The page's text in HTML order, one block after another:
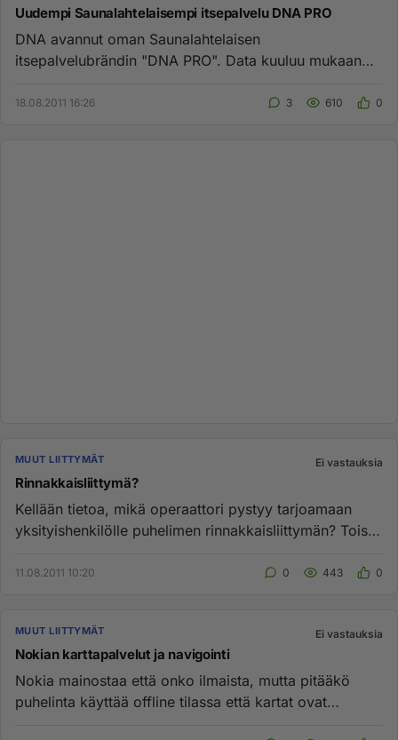
Uudempi Saunalahtelaisempi itsepalvelu DNA PRO
DNA avannut oman Saunalahtelaisen
itsepalvelubrändin "DNA PRO". Data kuuluu mukaan
18.08.2011 16:26 3 610 0
MUUT LIITTYMÄT Ei vastauksia
Rinnakkaisliittymä?
Kellään tietoa, mikä operaattori pystyy tarjoamaan
yksityishenkilölle puhelimen rinnakkaisliittymän? Toisin
11.08.2011 10:20 0 443 0
MUUT LIITTYMÄT Ei vastauksia
Nokian karttapalvelut ja navigointi
Nokia mainostaa että onko ilmaista, mutta pitääkö
puhelinta käyttää offline tilassa että kartat ovat